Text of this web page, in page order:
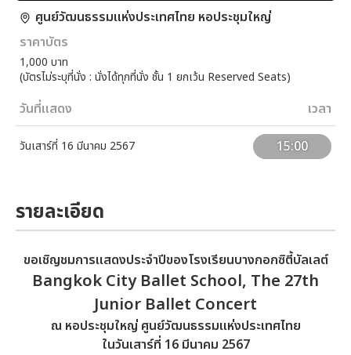
ศูนย์วัฒนธรรมแห่งประเทศไทย หอประชุมใหญ่
ราคาบัตร
1,000 บาท
(บัตรไม่ระบุที่นั่ง : นั่งได้ทุกที่นั่ง ชั้น 1 ยกเว้น Reserved Seats)
วันที่แสดง เวลา
วันเสาร์ที่ 16 มีนาคม 2567 15:00
รายละเอียด
ขอเชิญชมการเเสดงประจำปีของโรงเรียนบางกอกซิตี้บัลเลต์
Bangkok City Ballet School, The 27th
Junior Ballet Concert
ณ หอประชุมใหญ่ ศูนย์วัฒนธรรมแห่งประเทศไทย
ในวันเสาร์ที่ 16 มีนาคม 2567